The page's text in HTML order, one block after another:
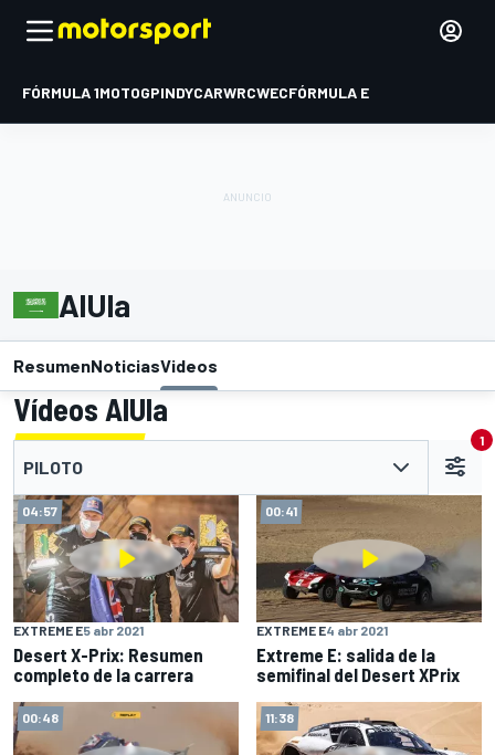
FÓRMULA 1MOTOGPINDYCARWRCWECFÓRMULA E
AlUla
ResumenNoticiasVideos
Vídeos AlUla
PILOTO
1
04:57
EXTREME E5 abr 2021
Desert X-Prix: Resumen
completo de la carrera
00:41
EXTREME E4 abr 2021
Extreme E: salida de la
semifinal del Desert XPrix
00:48 11:38